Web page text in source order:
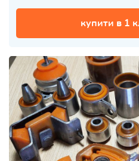
купити в 1